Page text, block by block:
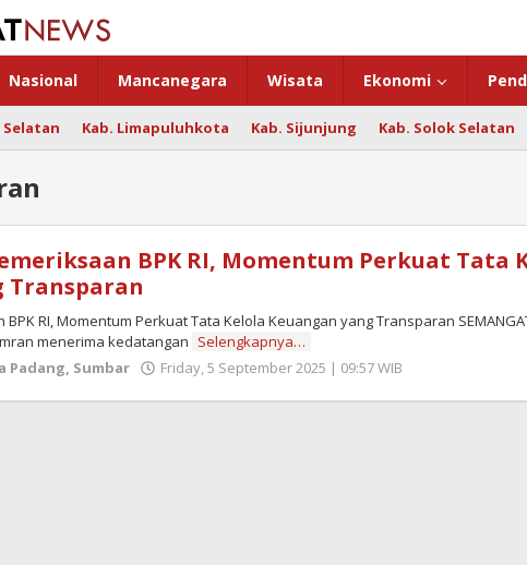
Nasional Mancanegara Wisata Ekonomi
Selatan Kab. Limapuluhkota Kab. Sijunjung Kab. Solok Selatan
BPK RI, Momentum Perkuat Tata
Transparan
RI, Momentum Perkuat Tata Kelola Keuangan yang Transparan
menerima kedatangan Selengkapnya…
Padang, Sumbar Friday, 5 September 2025 | 09:57 WIB